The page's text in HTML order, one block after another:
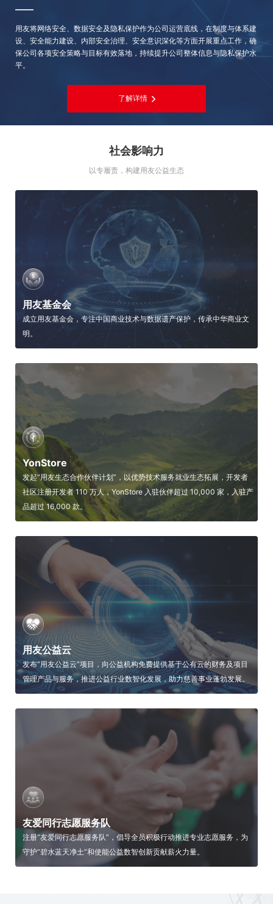
用友将网络安全、数据安全及隐私保护作为公司运营底线，在制度与体系建
设、安全能力建设、内部安全治理、安全意识深化等方面开展重点工作，确
保公司各项安全策略与目标有效落地，持续提升公司整体信息与隐私保护水
平。
了解详情
社会影响力
以专履责，构建用友公益生态
用友基金会
成立用友基金会，专注中国商业技术与数据遗产保护，传承中华商业文
明。
YonStore
发起“用友生态合作伙伴计划”，以优势技术服务就业生态拓展，开发者
社区注册开发者 110 万人，YonStore 入驻伙伴超过 10,000 家，入驻产
品超过 16,000 款。
用友公益云
发布“用友公益云”项目，向公益机构免费提供基于公有云的财务及项目
管理产品与服务，推进公益行业数智化发展，助力慈善事业蓬勃发展。
友爱同行志愿服务队
注册“友爱同行志愿服务队”，倡导全员积极行动推进专业志愿服务，为
守护“碧水蓝天净土”和使能公益数智创新贡献薪火力量。